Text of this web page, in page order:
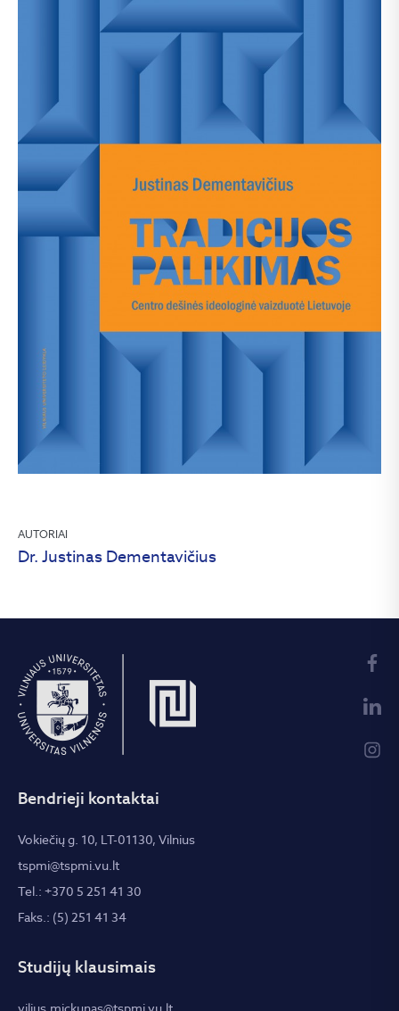
AUTORIAI
Dr. Justinas Dementavičius
Bendrieji kontaktai
Vokiečių g. 10, LT-01130, Vilnius
tspmi@tspmi.vu.lt
Tel.: +370 5 251 41 30
Faks.: (5) 251 41 34
Studijų klausimais